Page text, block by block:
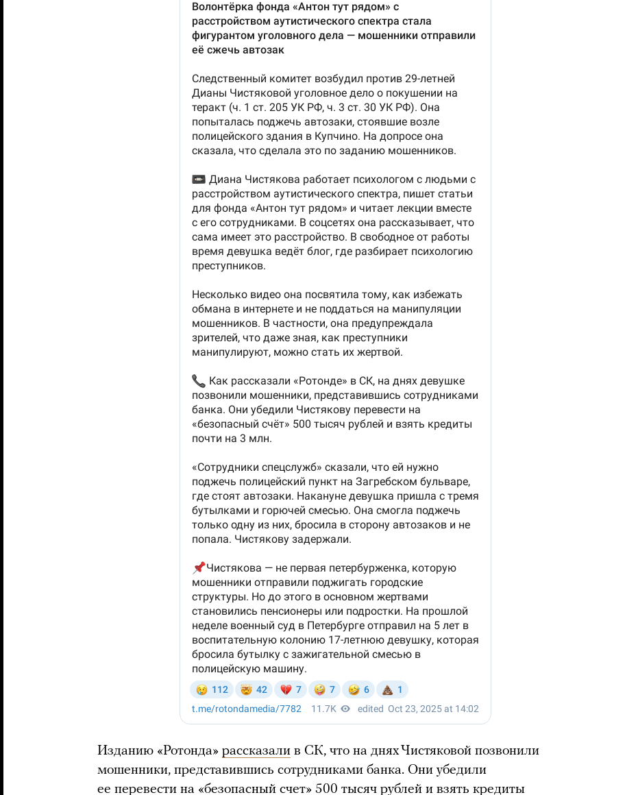
Изданию «Ротонда» рассказали в СК, что на днях Чистяковой позвонили
мошенники, представившись сотрудниками банка. Они убедили
ее перевести на «безопасный счет» 500 тысяч рублей и взять кредиты